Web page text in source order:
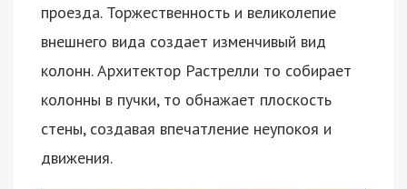
проезда. Торжественность и великолепие
внешнего вида создает изменчивый вид
колонн. Архитектор Растрелли то собирает
колонны в пучки, то обнажает плоскость
стены, создавая впечатление неупокоя и
движения.